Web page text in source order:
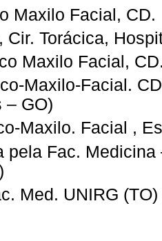
Maxilo Facial,
Cir. Torácica,
Maxilo Facial,
Maxilo-Facial.
– GO)
Maxilo. Facial ,
pela Fac.
Med. UNIRG (TO)